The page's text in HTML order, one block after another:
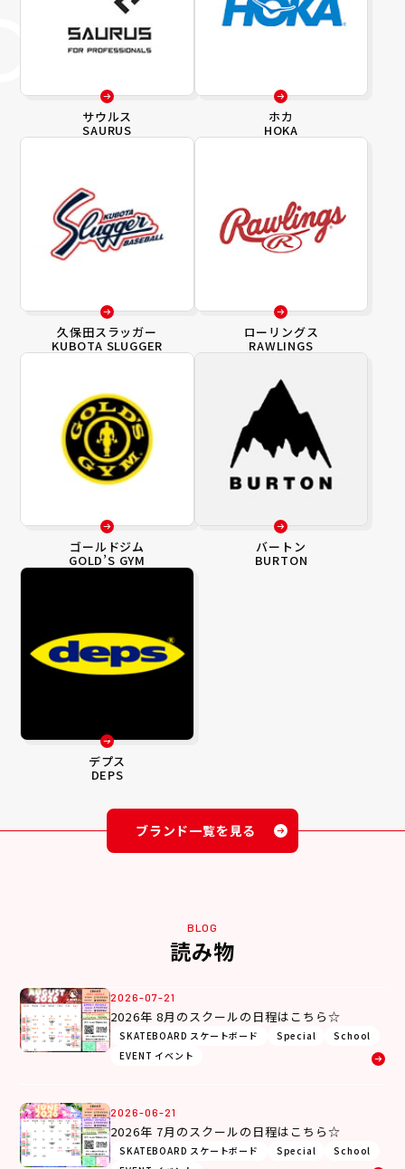
サウルス
SAURUS
ホカ
HOKA
久保田スラッガー
KUBOTA SLUGGER
ローリングス
RAWLINGS
ゴールドジム
GOLD’S GYM
バートン
BURTON
デプス
DEPS
ブランド一覧を見る
BLOG
読み物
2026-07-21
2026年 8月のスクールの日程はこちら☆
SKATEBOARD スケートボード Special
School
EVENT イベント
2026-06-21
2026年 7月のスクールの日程はこちら☆
SKATEBOARD スケートボード Special
School